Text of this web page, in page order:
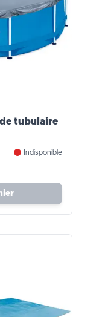
tubulaire
Indisponible